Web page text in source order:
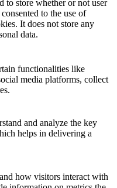
to store whether or not user
consented to the use of
It does not store any
data.
functionalities like
media platforms, collect
and analyze the key
helps in delivering a
how visitors interact with